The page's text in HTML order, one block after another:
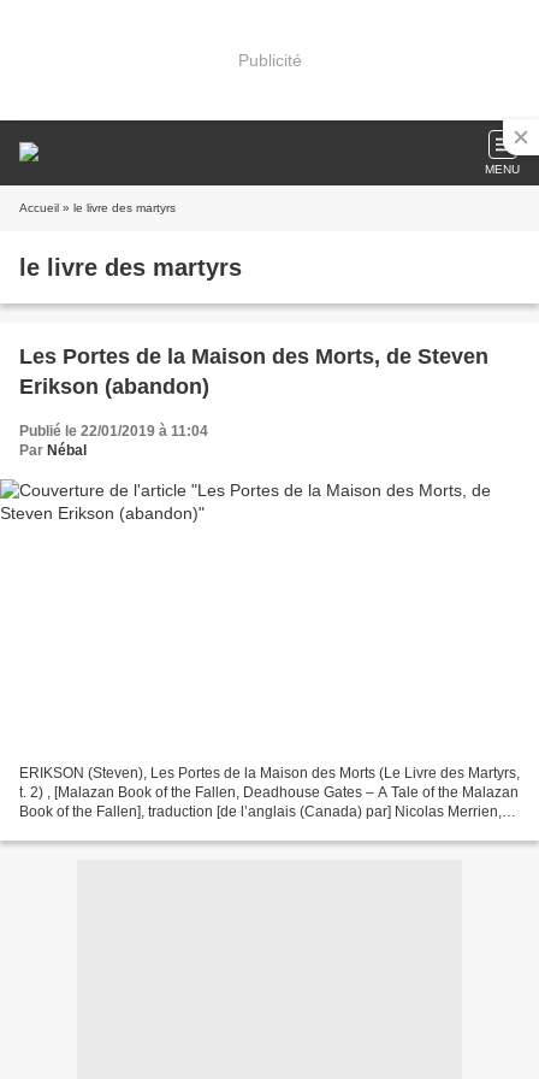
Publicité
MENU
Accueil » le livre des martyrs
le livre des martyrs
Les Portes de la Maison des Morts, de Steven
Erikson (abandon)
Publié le 22/01/2019 à 11:04
Par Nébal
ERIKSON (Steven), Les Portes de la Maison des Morts (Le Livre des Martyrs,
t. 2) , [Malazan Book of the Fallen, Deadhouse Gates – A Tale of the Malazan
Book of the Fallen], traduction [de l’anglais (Canada) par] Nicolas Merrien,